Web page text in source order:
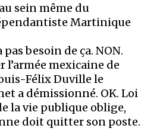
sein même du
Martinique
besoin de ça. NON.
mexicaine de
Félix Duville le
a démissionné. OK. Loi
la vie publique oblige,
doit quitter son poste.